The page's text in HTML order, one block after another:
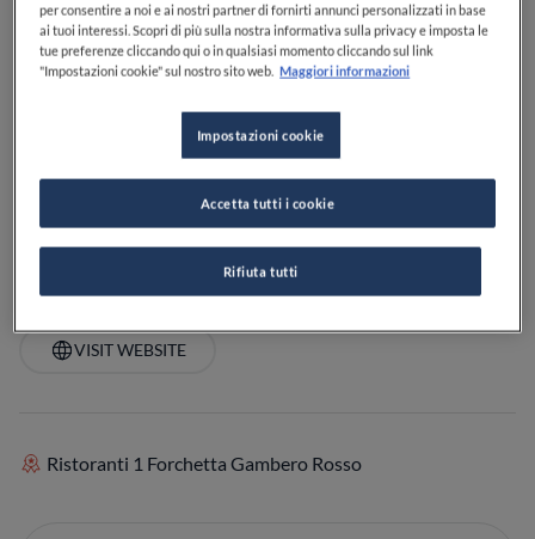
MontesilvanoPEItalia
VEDI SULLA MAPPA +39 085 939 5000
VISIT WEBSITE
Ristoranti 1 Forchetta Gambero Rosso
per consentire a noi e ai nostri partner di fornirti annunci personalizzati in base
ai tuoi interessi. Scopri di più sulla nostra informativa sulla privacy e imposta le
tue preferenze cliccando qui o in qualsiasi momento cliccando sul link
"Impostazioni cookie" sul nostro sito web. Maggiori informazioni
Impostazioni cookie
Rifiuta tutti
Accetta tutti i cookie